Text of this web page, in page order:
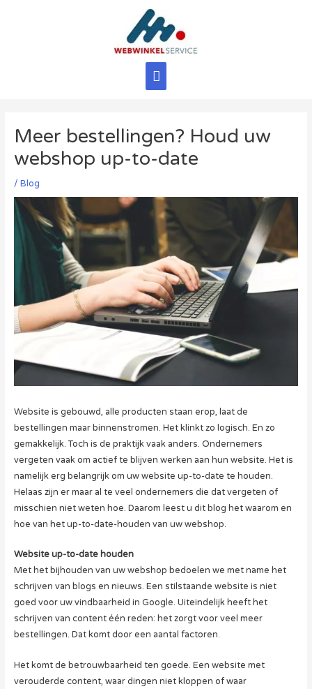
Hoofdmenu
Meer bestellingen? Houd uw
webshop up-to-date
/ Blog
Website is gebouwd, alle producten staan erop, laat de
bestellingen maar binnenstromen. Het klinkt zo logisch. En zo
gemakkelijk. Toch is de praktijk vaak anders. Ondernemers
vergeten vaak om actief te blijven werken aan hun website. Het is
namelijk erg belangrijk om uw website up-to-date te houden.
Helaas zijn er maar al te veel ondernemers die dat vergeten of
misschien niet weten hoe. Daarom leest u dit blog het waarom en
hoe van het up-to-date-houden van uw webshop.
Website up-to-date houden
Met het bijhouden van uw webshop bedoelen we met name het
schrijven van blogs en nieuws. Een stilstaande website is niet
goed voor uw vindbaarheid in Google. Uiteindelijk heeft het
schrijven van content één reden: het zorgt voor veel meer
bestellingen. Dat komt door een aantal factoren.
Het komt de betrouwbaarheid ten goede. Een website met
verouderde content, waar dingen niet kloppen of waar